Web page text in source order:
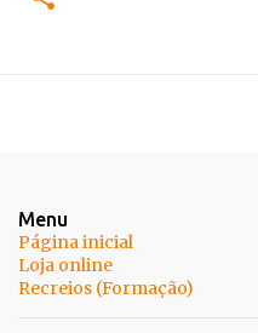
Menu
Página inicial
Loja online
Recreios (Formação)